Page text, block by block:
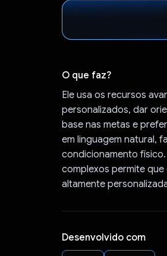
O que faz?
Ele usa os recursos
personalizados, dar
base nas metas e
em linguagem natural,
condicionamento
complexos permite
altamente
Desenvolvido com